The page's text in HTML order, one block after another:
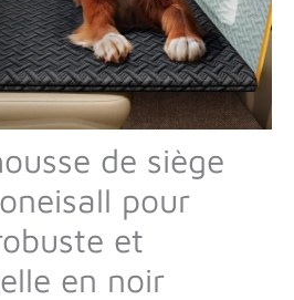
de siège
pour
et
en noir